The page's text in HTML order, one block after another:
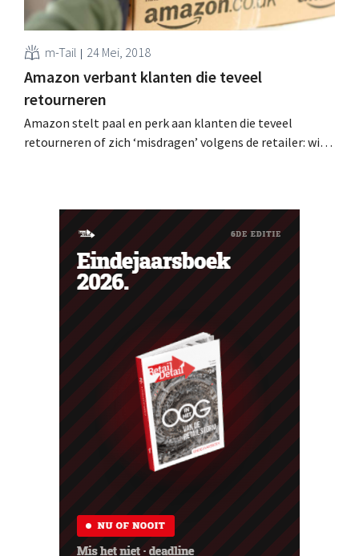
m-Tail 24 Mei, 2018
Amazon verbant klanten die teveel
retourneren
Amazon stelt paal en perk aan klanten die teveel
retourneren of zich ‘misdragen’ volgens de retailer: wie
loopt het...